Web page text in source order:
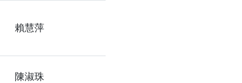
賴慧萍
陳淑珠